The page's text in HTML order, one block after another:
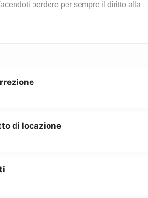
perdere per sempre il diritto alla
di locazione